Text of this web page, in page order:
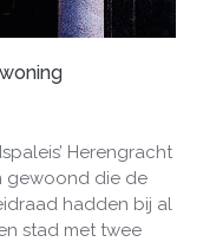
Herengracht
gewoond die de
hadden bij al
stad met twee